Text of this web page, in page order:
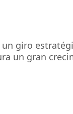
giro
un gran